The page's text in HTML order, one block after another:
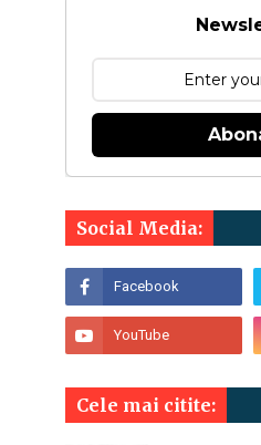
Social Media:
Cele mai citite: